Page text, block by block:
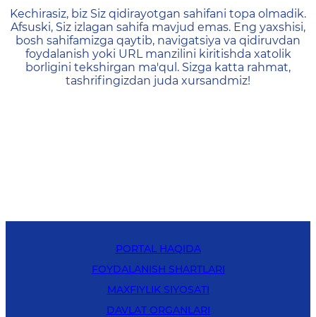
404 — Страница не
Kechirasiz, biz Siz qidirayotgan sahifani topa olmadik.
Afsuski, Siz izlagan sahifa mavjud emas. Eng yaxshisi,
bosh sahifamizga qaytib, navigatsiya va qidiruvdan
foydalanish yoki URL manzilini kiritishda xatolik
borligini tekshirgan ma'qul. Sizga katta rahmat,
tashrifingizdan juda xursandmiz!
PORTAL HAQIDA
FOYDALANISH SHARTLARI
MAXFIYLIK SIYOSATI
DAVLAT ORGANLARI